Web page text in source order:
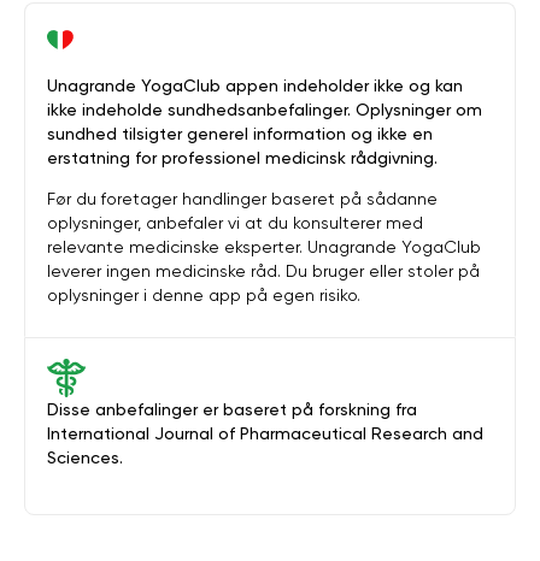
Disse anbefalinger er baseret på forskning fra
International Journal of Pharmaceutical Research and
Sciences.
Unagrande YogaClub appen indeholder ikke og kan
ikke indeholde sundhedsanbefalinger. Oplysninger om
sundhed tilsigter generel information og ikke en
erstatning for professionel medicinsk rådgivning.
Før du foretager handlinger baseret på sådanne
oplysninger, anbefaler vi at du konsulterer med
relevante medicinske eksperter. Unagrande YogaClub
leverer ingen medicinske råd. Du bruger eller stoler på
oplysninger i denne app på egen risiko.